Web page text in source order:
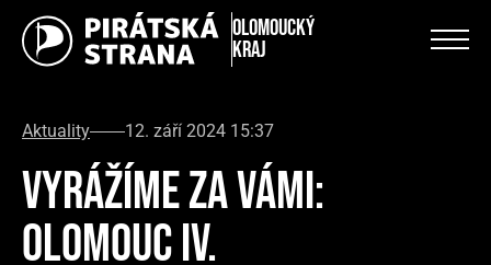
Olomoucký
kraj
Aktuality 12. září 2024 15:37
VYRÁŽÍME ZA VÁMI:
OLOMOUC IV.